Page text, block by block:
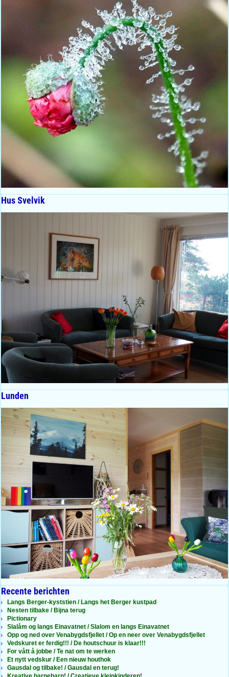
Hus Svelvik
Lunden
Recente berichten
Langs Berger-kyststien / Langs het Berger kustpad
Nesten tilbake / Bijna terug
Pictionary
Slalåm og langs Einavatnet / Slalom en langs Einavatnet
Opp og ned over Venabygdsfjellet / Op en neer over Venabygdsfjellet
Vedskuret er ferdig!!! / De houtschuur is klaar!!!
For vått å jobbe / Te nat om te werken
Et nytt vedskur / Een nieuw houthok
Gausdal og tilbake! / Gausdal en terug!